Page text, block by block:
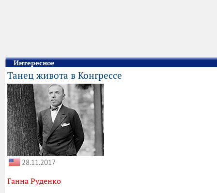
Интересное
Танец живота в Конгрессе
28.11.2017
Ганна Руденко